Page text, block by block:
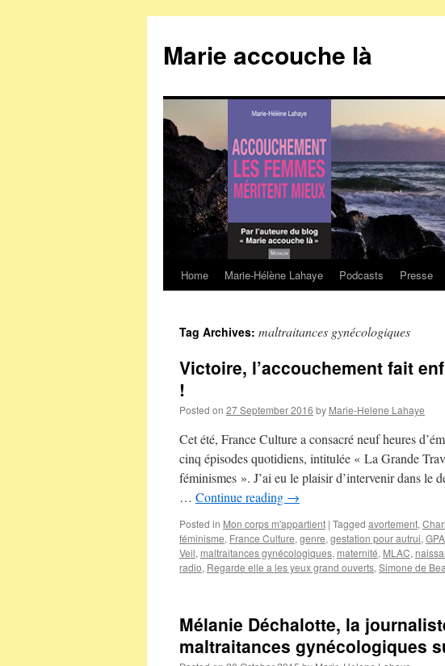
Marie accouche là
Skip
content
Home Marie-Hélène Lahaye Podcasts Presse
Tag Archives: maltraitances gynécologiques
Victoire, l’accouchement fait
!
Posted on 27 September 2016 by Marie-Helene Lahaye
Cet été, France Culture a consacré neuf heures
cinq épisodes quotidiens, intitulée « La Grande
féminismes ». J’ai eu le plaisir d’intervenir dans le
… Continue reading →
Posted in Mon corps m'appartient | Tagged avortement,
féminisme, France Culture, genre, gestation pour autrui, GPA
Veil, maltraitances gynécologiques, maternité, MLAC,
radio, Regarde elle a les yeux grand ouverts, Simone de
Mélanie Déchalotte, la
maltraitances gynécologiques